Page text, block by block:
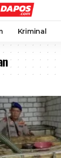
Kriminal